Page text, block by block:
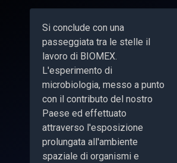
Si conclude con una
passeggiata tra le stelle il
lavoro di BIOMEX.
L'esperimento di
microbiologia, messo a punto
con il contributo del nostro
Paese ed effettuato
attraverso l'esposizione
prolungata all'ambiente
spaziale di organismi e